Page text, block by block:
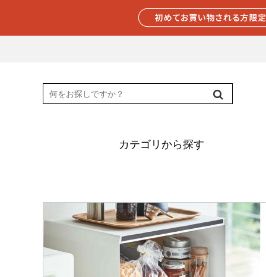
カテゴリから探す